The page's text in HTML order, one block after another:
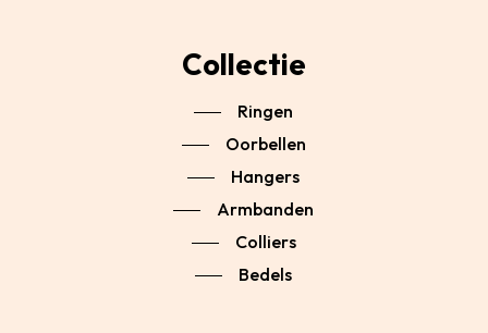
Collectie
Ringen
Oorbellen
Hangers
Armbanden
Colliers
Bedels